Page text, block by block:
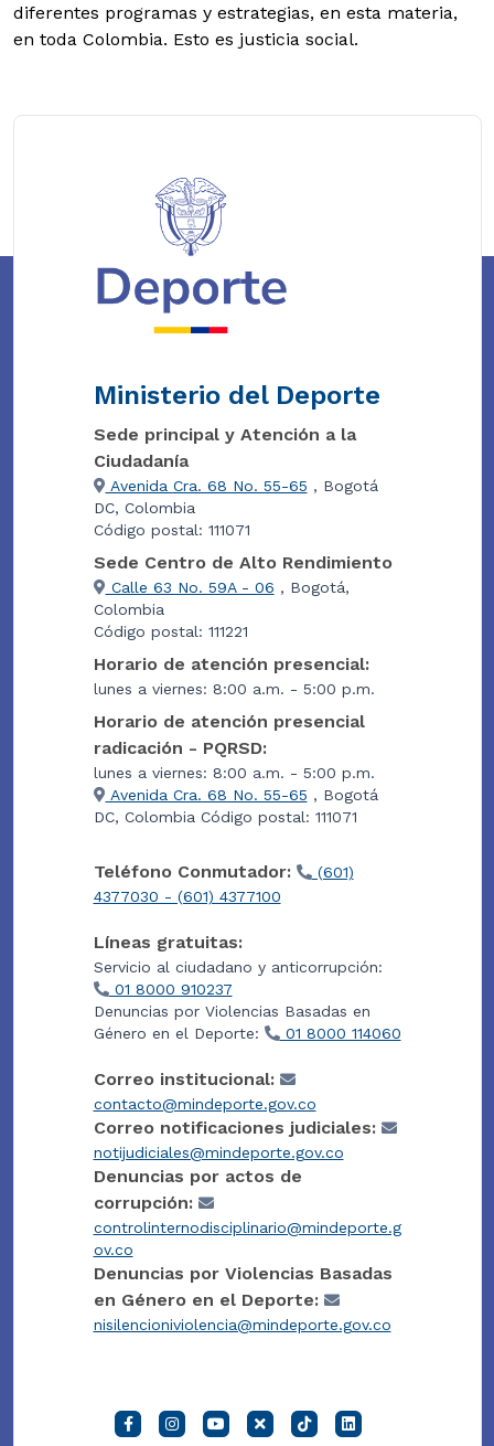
diferentes programas y estrategias, en esta materia,
en toda Colombia. Esto es justicia social.
Ministerio del Deporte
Sede principal y Atención a la
Ciudadanía
Avenida Cra. 68 No. 55-65 , Bogotá
DC, Colombia
Código postal: 111071
Sede Centro de Alto Rendimiento
Calle 63 No. 59A - 06 , Bogotá,
Colombia
Código postal: 111221
Horario de atención presencial:
lunes a viernes: 8:00 a.m. - 5:00 p.m.
Horario de atención presencial
radicación - PQRSD:
lunes a viernes: 8:00 a.m. - 5:00 p.m.
Avenida Cra. 68 No. 55-65 , Bogotá
DC, Colombia Código postal: 111071
Teléfono Conmutador:
(601)
4377030 - (601) 4377100
Líneas gratuitas:
Servicio al ciudadano y anticorrupción:
01 8000 910237
Denuncias por Violencias Basadas en
Género en el Deporte:
01 8000 114060
Correo institucional:
contacto@mindeporte.gov.co
Correo notificaciones judiciales:
notijudiciales@mindeporte.gov.co
Denuncias por actos de
corrupción:
controlinternodisciplinario@mindeporte.g
ov.co
Denuncias por Violencias Basadas
en Género en el Deporte:
nisilencioniviolencia@mindeporte.gov.co